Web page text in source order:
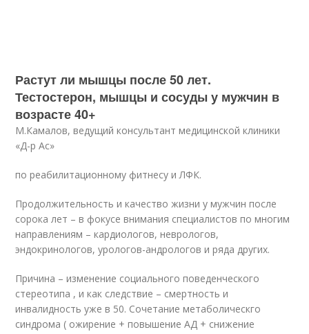
Растут ли мышцы после 50 лет.
Тестостерон, мышцы и сосуды у мужчин в
возрасте 40+
М.Камалов, ведущий консультант медицинской клиники
«Д-р Ас»
по реабилитационному фитнесу и ЛФК.
Продолжительность и качество жизни у мужчин после
сорока лет – в фокусе внимания специалистов по многим
направлениям – кардиологов, неврологов,
эндокринологов, урологов-андрологов и ряда других.
Причина – изменение социального поведенческого
стереотипа , и как следствие – смертность и
инвалидность уже в 50. Сочетание метаболическго
синдрома ( ожирение + повышение АД + снижение